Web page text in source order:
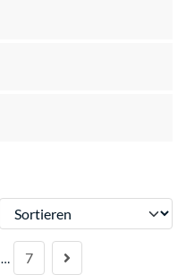
Sortieren
… 7